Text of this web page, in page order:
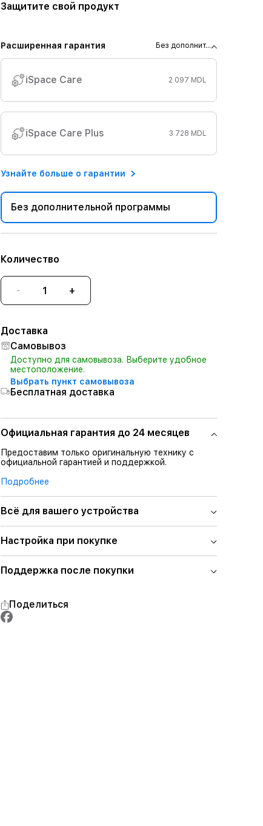
Защитите свой продукт
Расширенная гарантия Без дополнит...
iSpace Care 2 097 MDL
iSpace Care Plus 3 728 MDL
Узнайте больше о гарантии
Без дополнительной программы
Количество
- +
Доставка
Самовывоз
Доступно для самовывоза. Выберите удобное
местоположение.
Выбрать пункт самовывоза
Бесплатная доставка
Официальная гарантия до 24 месяцев
Предоставим только оригинальную технику с
официальной гарантией и поддержкой.
Подробнее
Всё для вашего устройства
Настройка при покупке
Поддержка после покупки
Поделиться